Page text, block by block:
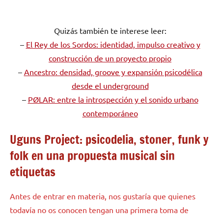
Quizás también te interese leer:
– El Rey de los Sordos: identidad, impulso creativo y
construcción de un proyecto propio
– Ancestro: densidad, groove y expansión psicodélica
desde el underground
– PØLAR: entre la introspección y el sonido urbano
contemporáneo
Uguns Project: psicodelia, stoner, funk y
folk en una propuesta musical sin
etiquetas
Antes de entrar en materia, nos gustaría que quienes
todavía no os conocen tengan una primera toma de